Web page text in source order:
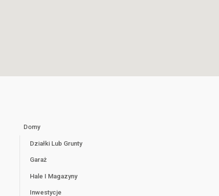
Domy
Działki Lub Grunty
Garaż
Hale I Magazyny
Inwestycje